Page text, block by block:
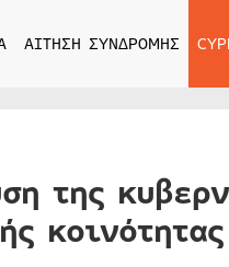
ΑΙΤΗΣΗ ΣΥΝΔΡΟΜΗΣ
της
κοινότητας